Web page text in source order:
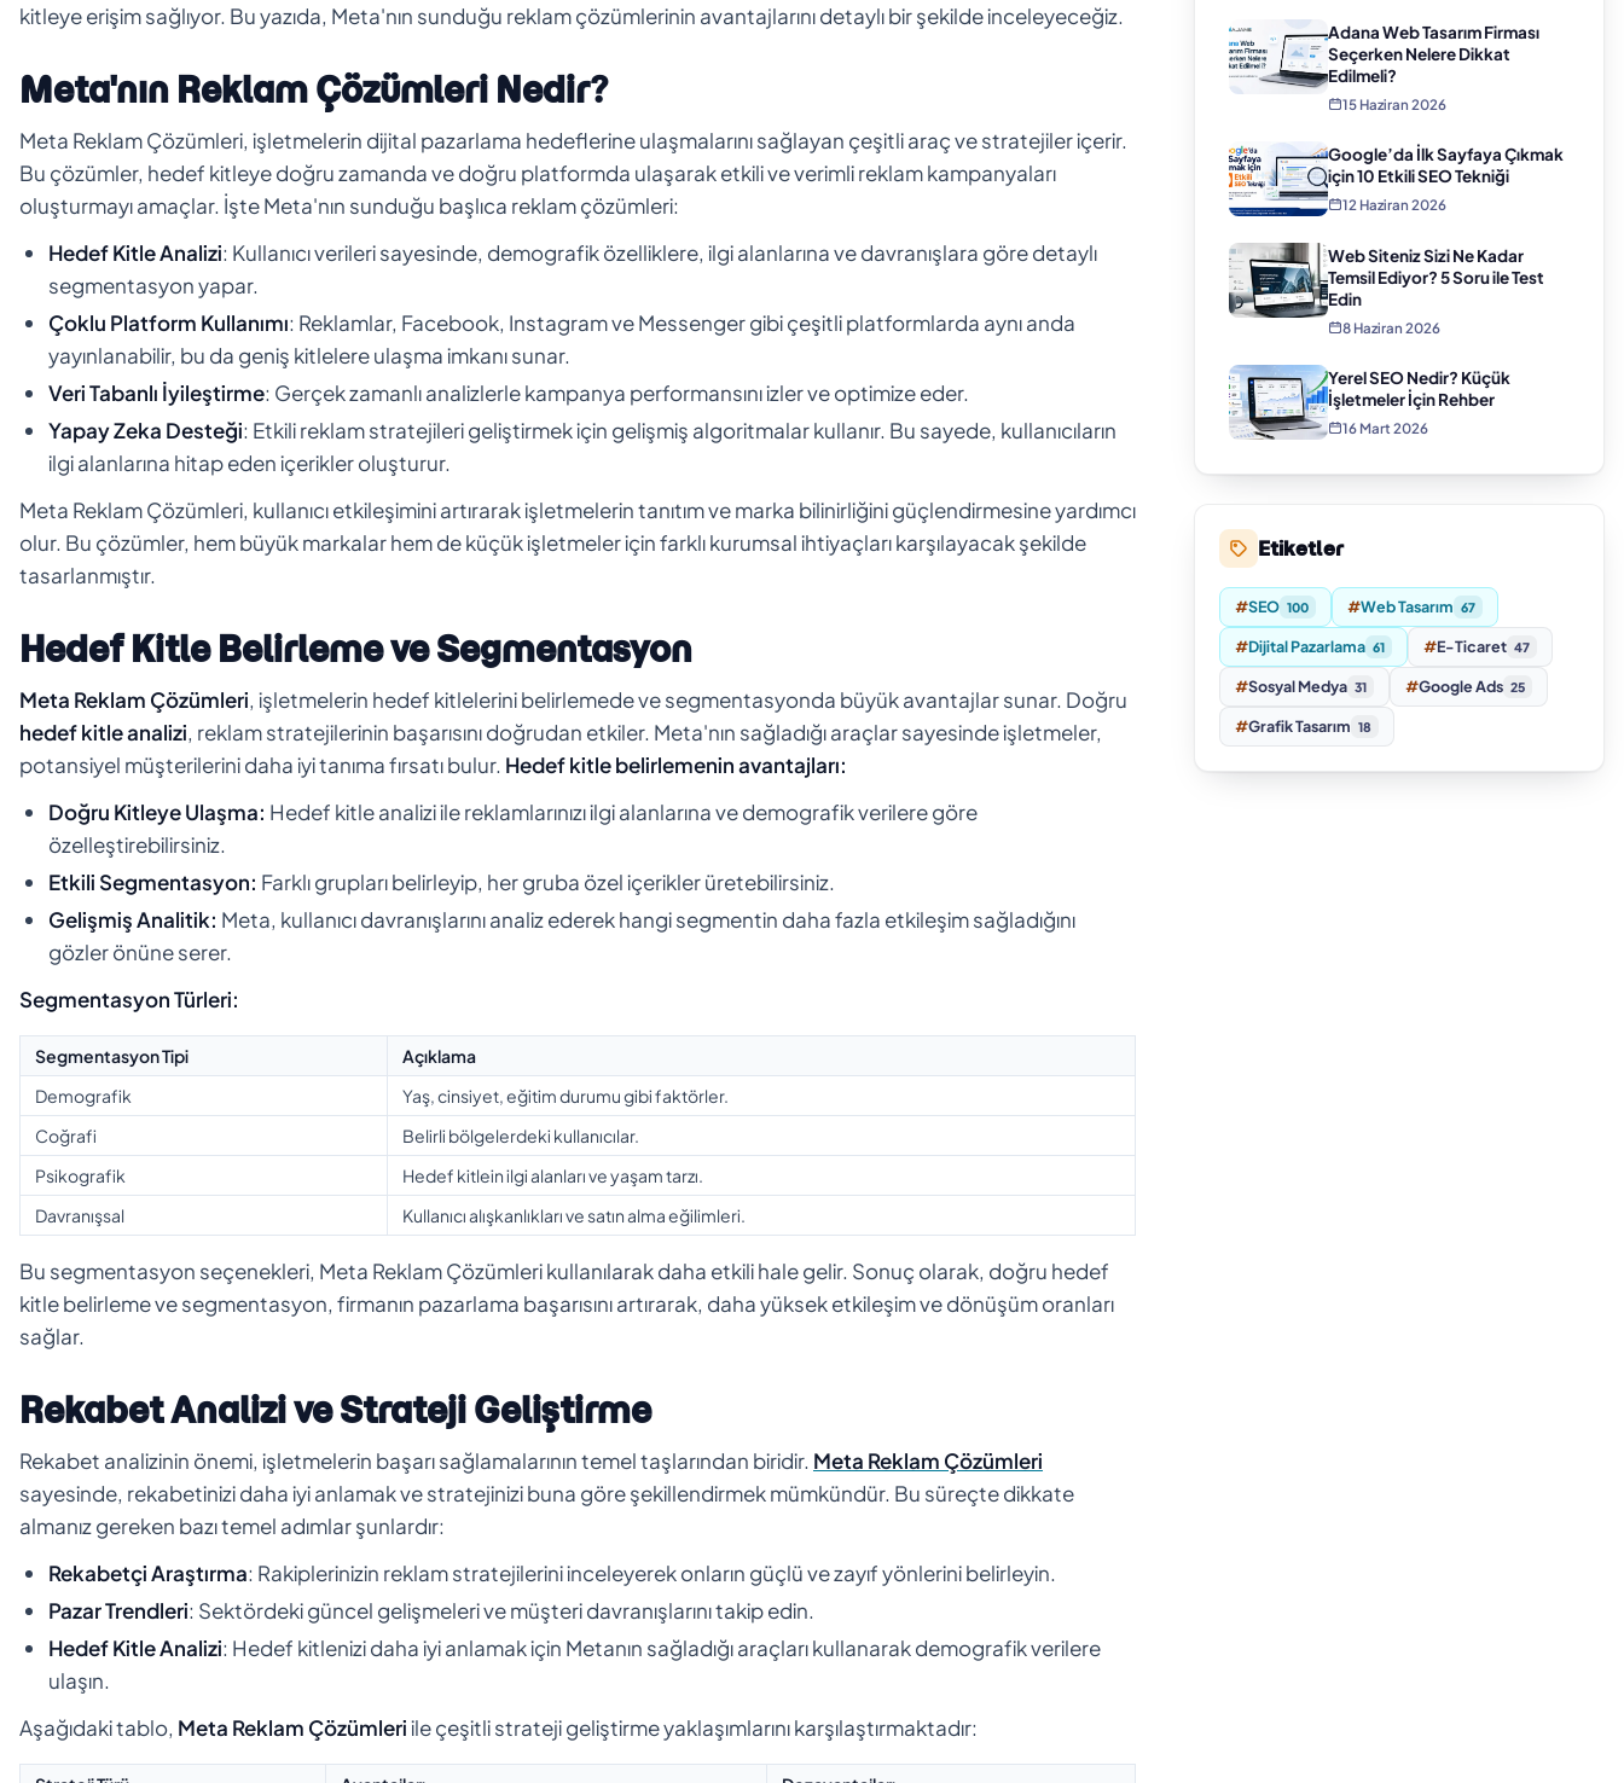
kitleye erişim sağlıyor. Bu yazıda, Meta'nın sunduğu reklam çözümlerinin avantajlarını detaylı bir şekilde inceleyeceğiz.
Meta'nın Reklam Çözümleri Nedir?
Meta Reklam Çözümleri, işletmelerin dijital pazarlama hedeflerine ulaşmalarını sağlayan çeşitli araç ve stratejiler içerir.
Bu çözümler, hedef kitleye doğru zamanda ve doğru platformda ulaşarak etkili ve verimli reklam kampanyaları
oluşturmayı amaçlar. İşte Meta'nın sunduğu başlıca reklam çözümleri:
Hedef Kitle Analizi: Kullanıcı verileri sayesinde, demografik özelliklere, ilgi alanlarına ve davranışlara göre detaylı
segmentasyon yapar.
Çoklu Platform Kullanımı: Reklamlar, Facebook, Instagram ve Messenger gibi çeşitli platformlarda aynı anda
yayınlanabilir, bu da geniş kitlelere ulaşma imkanı sunar.
Veri Tabanlı İyileştirme: Gerçek zamanlı analizlerle kampanya performansını izler ve optimize eder.
Yapay Zeka Desteği: Etkili reklam stratejileri geliştirmek için gelişmiş algoritmalar kullanır. Bu sayede, kullanıcıların
ilgi alanlarına hitap eden içerikler oluşturur.
Meta Reklam Çözümleri, kullanıcı etkileşimini artırarak işletmelerin tanıtım ve marka bilinirliğini güçlendirmesine yardımcı
olur. Bu çözümler, hem büyük markalar hem de küçük işletmeler için farklı kurumsal ihtiyaçları karşılayacak şekilde
tasarlanmıştır.
Hedef Kitle Belirleme ve Segmentasyon
Meta Reklam Çözümleri, işletmelerin hedef kitlelerini belirlemede ve segmentasyonda büyük avantajlar sunar. Doğru
hedef kitle analizi, reklam stratejilerinin başarısını doğrudan etkiler. Meta'nın sağladığı araçlar sayesinde işletmeler,
potansiyel müşterilerini daha iyi tanıma fırsatı bulur. Hedef kitle belirlemenin avantajları:
Doğru Kitleye Ulaşma: Hedef kitle analizi ile reklamlarınızı ilgi alanlarına ve demografik verilere göre
özelleştirebilirsiniz.
Etkili Segmentasyon: Farklı grupları belirleyip, her gruba özel içerikler üretebilirsiniz.
Gelişmiş Analitik: Meta, kullanıcı davranışlarını analiz ederek hangi segmentin daha fazla etkileşim sağladığını
gözler önüne serer.
Segmentasyon Türleri:
Segmentasyon Tipi
Açıklama
Demografik
Yaş, cinsiyet, eğitim durumu gibi faktörler.
Coğrafi
Belirli bölgelerdeki kullanıcılar.
Psikografik
Hedef kitlein ilgi alanları ve yaşam tarzı.
Davranışsal
Kullanıcı alışkanlıkları ve satın alma eğilimleri.
Bu segmentasyon seçenekleri, Meta Reklam Çözümleri kullanılarak daha etkili hale gelir. Sonuç olarak, doğru hedef
kitle belirleme ve segmentasyon, firmanın pazarlama başarısını artırarak, daha yüksek etkileşim ve dönüşüm oranları
sağlar.
Rekabet Analizi ve Strateji Geliştirme
Rekabet analizinin önemi, işletmelerin başarı sağlamalarının temel taşlarından biridir. Meta Reklam Çözümleri
sayesinde, rekabetinizi daha iyi anlamak ve stratejinizi buna göre şekillendirmek mümkündür. Bu süreçte dikkate
almanız gereken bazı temel adımlar şunlardır:
Rekabetçi Araştırma: Rakiplerinizin reklam stratejilerini inceleyerek onların güçlü ve zayıf yönlerini belirleyin.
Pazar Trendleri: Sektördeki güncel gelişmeleri ve müşteri davranışlarını takip edin.
Hedef Kitle Analizi: Hedef kitlenizi daha iyi anlamak için Metanın sağladığı araçları kullanarak demografik verilere
ulaşın.
Aşağıdaki tablo, Meta Reklam Çözümleriile çeşitli strateji geliştirme yaklaşımlarını karşılaştırmaktadır:
Adana Web Tasarım Firması
Seçerken Nelere Dikkat
Edilmeli?
15 Haziran 2026
Google’da İlk Sayfaya Çıkmak
için 10 Etkili SEO Tekniği
12 Haziran 2026
Web Siteniz Sizi Ne Kadar
Temsil Ediyor? 5 Soru ile Test
Edin
8 Haziran 2026
Yerel SEO Nedir? Küçük
İşletmeler İçin Rehber
16 Mart 2026
Etiketler
#SEO 100 #Web Tasarım 67
#Dijital Pazarlama 61 #E-Ticaret 47
#Sosyal Medya 31 #Google Ads 25
#Grafik Tasarım 18